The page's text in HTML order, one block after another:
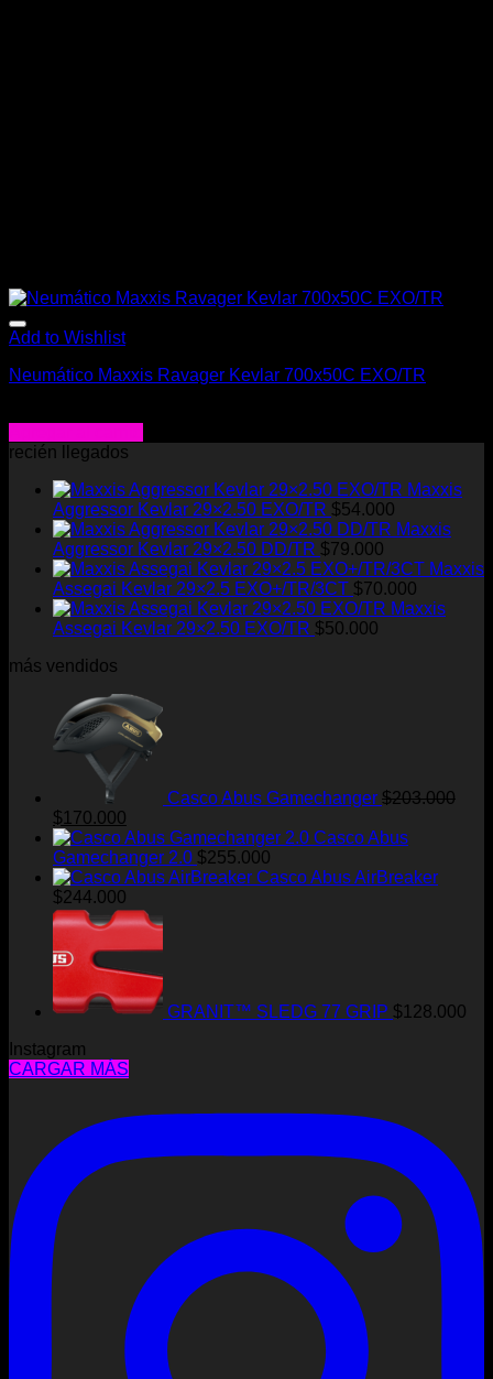
Add to Wishlist
Neumático Maxxis Ravager Kevlar 700x50C EXO/TR
recién llegados
Maxxis
Aggressor Kevlar 29×2.50 EXO/TR $54.000
Maxxis
Aggressor Kevlar 29×2.50 DD/TR $79.000
Maxxis
Assegai Kevlar 29×2.5 EXO+/TR/3CT $70.000
Maxxis
Assegai Kevlar 29×2.50 EXO/TR $50.000
más vendidos
Casco Abus Gamechanger $203.000
El
precio
original
era:
$203.000.
$170.000
precio
actual
es:
Casco Abus
Gamechanger 2.0 $255.000
Casco Abus AirBreaker
$244.000
GRANIT™ SLEDG 77 GRIP $128.000
Instagram
CARGAR MÁS